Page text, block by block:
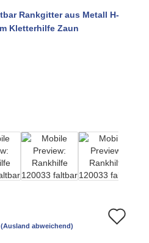
(Ausland abweichend)